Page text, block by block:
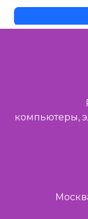
компьютеры,